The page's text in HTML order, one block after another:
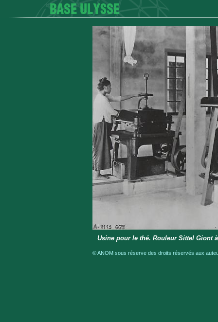
Usine pour le thé. Rouleur Sittel Giont
© ANOM sous réserve des droits réservés aux